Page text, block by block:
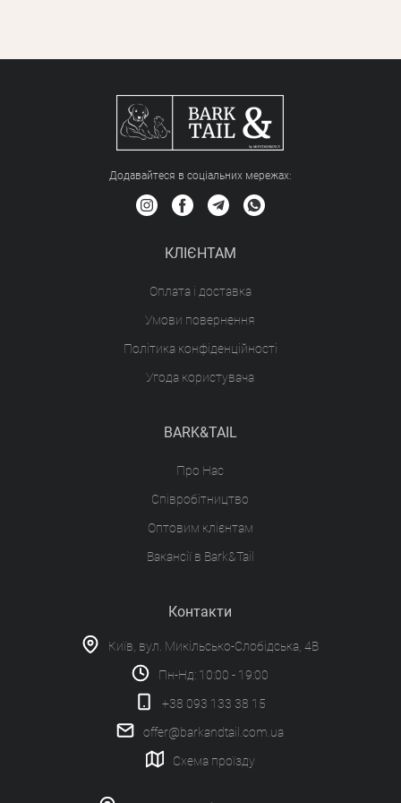
Додавайтеся в соціальних мережах:
КЛІЄНТАМ
Оплата і доставка
Умови повернення
Політика конфіденційності
Угода користувача
BARK&TAIL
Про Нас
Співробітництво
Оптовим клієнтам
Вакансії в Bark&Tail
Контакти
Київ, вул. Микільсько-Слобідська, 4В
Пн-Нд: 10:00 - 19:00
+38 093 133 38 15
offer@barkandtail.com.ua
Схема проїзду